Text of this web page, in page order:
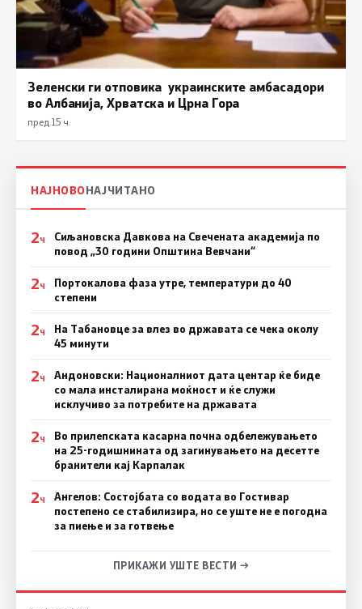
Зеленски ги отповика украинските амбасадори
во Албанија, Хрватска и Црна Гора
пред 15 ч.
НАЈНОВОНАЈЧИТАНО
2Ч
Сиљановска Давкова на Свечената академија по
повод „30 години Општина Вевчани“
2Ч
Портокалова фаза утре, температури до 40
степени
2Ч
На Табановце за влез во државата се чека околу
45 минути
2Ч
Андоновски: Националниот дата центар ќе биде
со мала инсталирана моќност и ќе служи
исклучиво за потребите на државата
2Ч
Во прилепската касарна почна одбележувањето
на 25-годишнината од загинувањето на десетте
бранители кај Карпалак
2Ч
Ангелов: Состојбата со водата во Гостивар
постепено се стабилизира, но се уште не е погодна
за пиење и за готвење
ПРИКАЖИ УШТЕ ВЕСТИ →